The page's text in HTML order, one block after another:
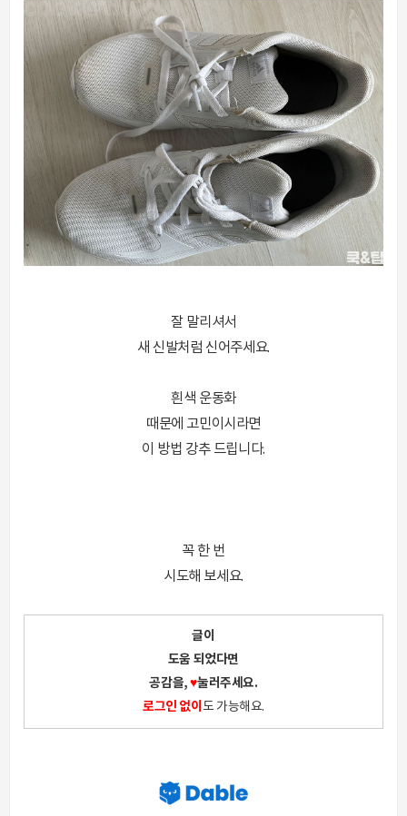
잘 말리셔서
새 신발처럼 신어주세요.
흰색 운동화
때문에 고민이시라면
이 방법 강추 드립니다.
꼭 한 번
시도해 보세요.
글이
도움 되었다면
공감을,♥눌러주세요.
로그인 없이 도 가능해요.